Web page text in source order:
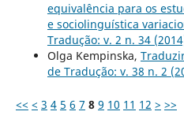
equivalência para os
e sociolinguística
Tradução: v. 2 n. 34
Olga Kempinska,
de Tradução: v. 38 n. 2
<< < 3 4 5 6 7 8 9 10 11 12 > >>